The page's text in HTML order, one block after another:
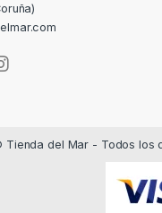
Tienda del Mar - Todos los